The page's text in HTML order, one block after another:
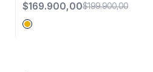
$169.900,00$199.900,00